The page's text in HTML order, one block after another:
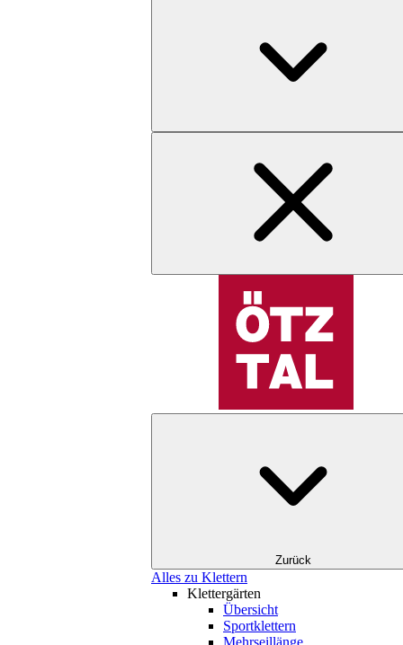
Zurück
Alles zu Klettern
Klettergärten
Übersicht
Sportklettern
Mehrseillänge